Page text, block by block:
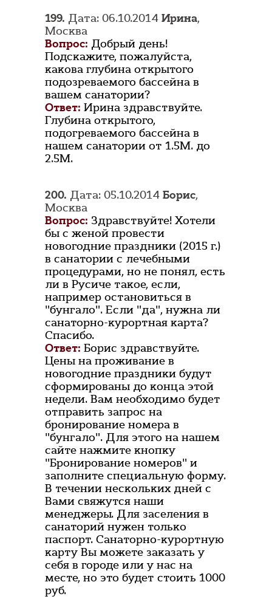
199. Дата: 06.10.2014 Ирина,
Москва
Вопрос: Добрый день!
Подскажите, пожалуйста,
какова глубина открытого
подозреваемого бассейна в
вашем санатории?
Ответ: Ирина здравствуйте.
Глубина открытого,
подогреваемого бассейна в
нашем санатории от 1.5М. до
2.5М.
200. Дата: 05.10.2014 Борис,
Москва
Вопрос: Здравствуйте! Хотели
бы с женой провести
новогодние праздники (2015 г.)
в санатории с лечебными
процедурами, но не понял, есть
ли в Русиче такое, если,
например остановиться в
"бунгало". Если "да", нужна ли
санаторно-курортная карта?
Спасибо.
Ответ: Борис здравствуйте.
Цены на проживание в
новогодние праздники будут
сформированы до конца этой
недели. Вам необходимо будет
отправить запрос на
бронирование номера в
"бунгало". Для этого на нашем
сайте нажмите кнопку
"Бронирование номеров" и
заполните специальную форму.
В течении нескольких дней с
Вами свяжутся наши
менеджеры. Для заселения в
санаторий нужен только
паспорт. Санаторно-курортную
карту Вы можете заказать у
себя в городе или у нас на
месте, но это будет стоить 1000
руб.